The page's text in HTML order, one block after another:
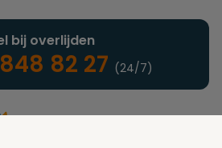
bij overlijden
82 27 (24/7)